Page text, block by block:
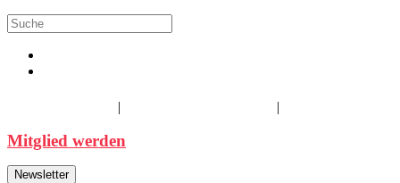
| |
Mitglied werden
Newsletter